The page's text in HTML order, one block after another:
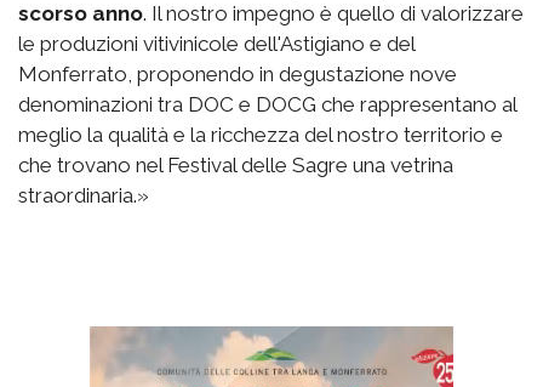
scorso anno. Il nostro impegno è quello di valorizzare
le produzioni vitivinicole dell'Astigiano e del
Monferrato, proponendo in degustazione nove
denominazioni tra DOC e DOCG che rappresentano al
meglio la qualità e la ricchezza del nostro territorio e
che trovano nel Festival delle Sagre una vetrina
straordinaria.»